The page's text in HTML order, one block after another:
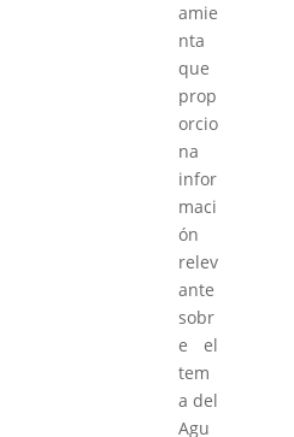
amie
nta
que
prop
orcio
na
infor
maci
ón
relev
ante
sobr
e el
tem
a del
Agu